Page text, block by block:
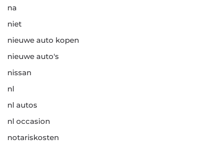
na
niet
nieuwe auto kopen
nieuwe auto's
nissan
nl
nl autos
nl occasion
notariskosten